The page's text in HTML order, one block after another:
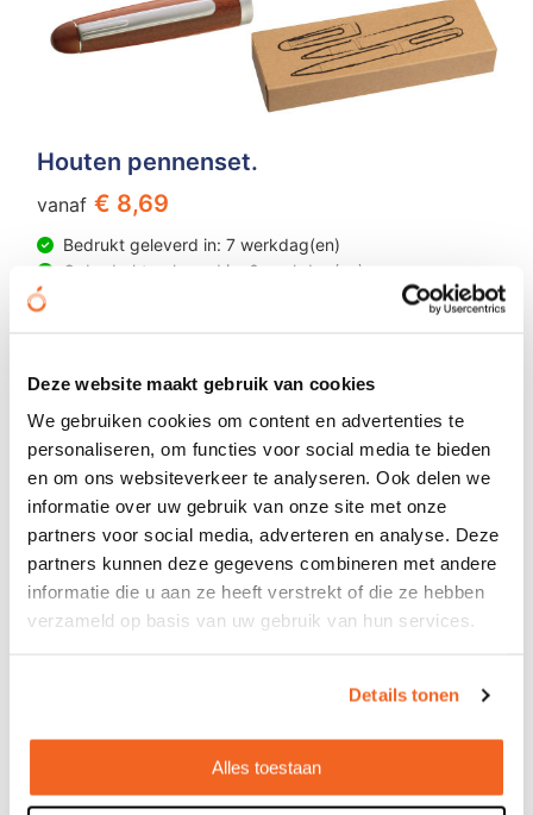
Deze website maakt gebruik van cookies
We gebruiken cookies om content en advertenties te
personaliseren, om functies voor social media te bieden
en om ons websiteverkeer te analyseren. Ook delen we
informatie over uw gebruik van onze site met onze
partners voor social media, adverteren en analyse. Deze
partners kunnen deze gegevens combineren met andere
informatie die u aan ze heeft verstrekt of die ze hebben
verzameld op basis van uw gebruik van hun services.
Details tonen
Alles toestaan
Houten pennenset.
vanaf € 8,69
Bedrukt geleverd in: 7 werkdag(en)
Onbedrukt geleverd in: 3 werkdag(en)